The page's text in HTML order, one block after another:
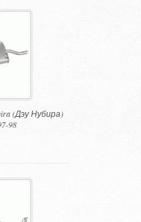
(Дэу Нубира)
98